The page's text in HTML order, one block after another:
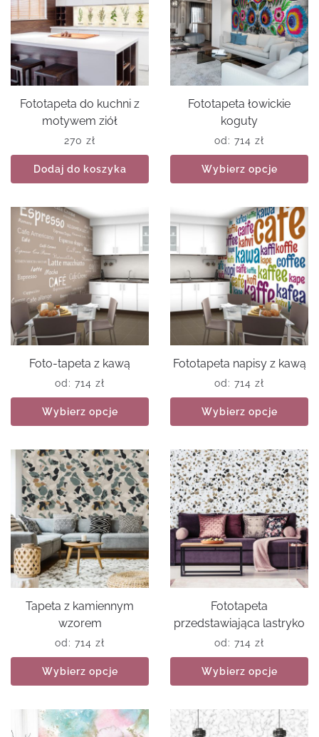
Fototapeta do kuchni z
motywem ziół
270 zł
Dodaj do koszyka
Fototapeta łowickie
koguty
od: 714 zł
Wybierz opcje
Foto-tapeta z kawą
od: 714 zł
Wybierz opcje
Fototapeta napisy z kawą
od: 714 zł
Wybierz opcje
Tapeta z kamiennym
wzorem
od: 714 zł
Wybierz opcje
Fototapeta
przedstawiająca lastryko
od: 714 zł
Wybierz opcje